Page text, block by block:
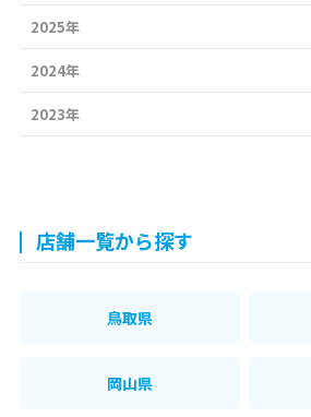
2025年
2024年
2023年
店舗一覧から探す
鳥取県
岡山県